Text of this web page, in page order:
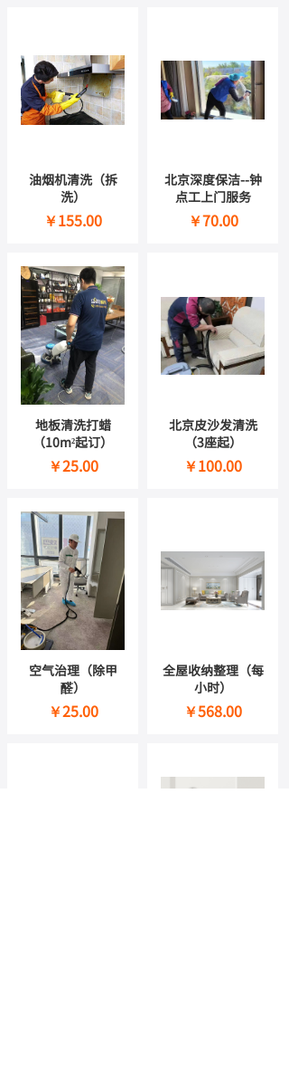
油烟机清洗（拆
洗）
￥155.00
北京深度保洁--钟
点工上门服务
￥70.00
地板清洗打蜡
（10m²起订）
￥25.00
北京皮沙发清洗
（3座起）
￥100.00
空气治理（除甲
醛）
￥25.00
全屋收纳整理（每
小时）
￥568.00